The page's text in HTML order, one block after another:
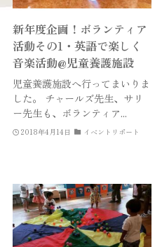
新年度企画！ボランティア
活動その1・英語で楽しく
音楽活動@児童養護施設
児童養護施設へ行ってまいりま
した。 チャールズ先生、サリ
ー先生も、ボランティア...
2018年4月14日 イベントリポート